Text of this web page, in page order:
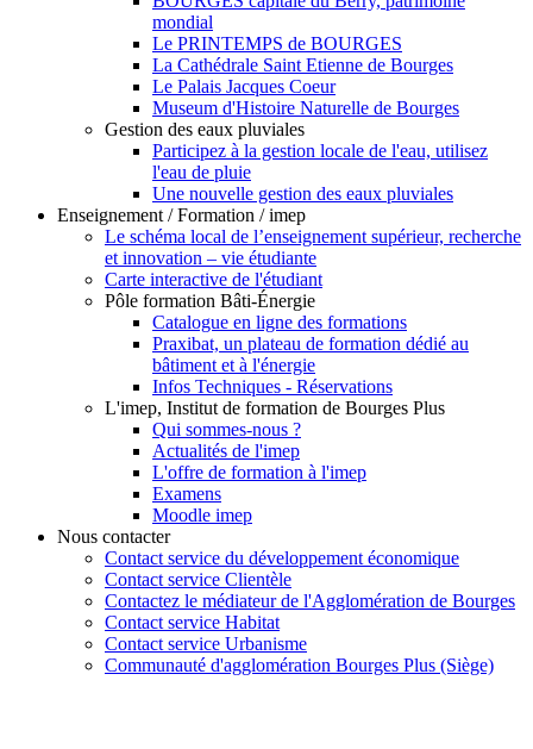
mondial
Le PRINTEMPS de BOURGES
La Cathédrale Saint Etienne de Bourges
Le Palais Jacques Coeur
Museum d'Histoire Naturelle de Bourges
Gestion des eaux pluviales
Participez à la gestion locale de l'eau, utilisez
l'eau de pluie
Une nouvelle gestion des eaux pluviales
Enseignement / Formation / imep
Le schéma local de l’enseignement supérieur, recherche
et innovation – vie étudiante
Carte interactive de l'étudiant
Pôle formation Bâti-Énergie
Catalogue en ligne des formations
Praxibat, un plateau de formation dédié au
bâtiment et à l'énergie
Infos Techniques - Réservations
L'imep, Institut de formation de Bourges Plus
Qui sommes-nous ?
Actualités de l'imep
L'offre de formation à l'imep
Examens
Moodle imep
Nous contacter
Contact service du développement économique
Contact service Clientèle
Contactez le médiateur de l'Agglomération de Bourges
Contact service Habitat
Contact service Urbanisme
Communauté d'agglomération Bourges Plus (Siège)